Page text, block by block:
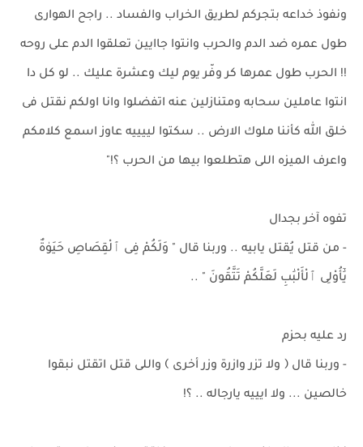
ونفوذ خداعه بتجركم لطريق الخراب والفساد .. راجح الهوارى
طول عمره ضد الدم والحرب وانتوا جاايين تعلقوا الدم على روحه
!! الحرب طول عمرها كر وفّر يوم ليك وعشرة عليك .. لو كل دا
انتوا عاملين سحابه ومتنازلين عنه اتفضلوا وانا اولكم نقتل فى
خلق الله كأننا ملوك الارض .. سكتوا لييييه عاوز اسمع كلامكم
واعرف الميزه اللى هتطلعوا بيها من الحرب ؟!"
تفوه آخر بجدال
- من قتل يُقتل يابيه .. وربنا قال " وَلَكُمْ فِى ٱلْقِصَاصِ حَيَوٰةٌ
يَٰٓأُوْلِى ٱلْأَلْبَٰبِ لَعَلَّكُمْ تَتَّقُونَ " ..
رد عليه بحزم
- وربنا قال ﴿ ولا تزر وازرة وزر أخرى ﴾ واللى قتل اتقتل نبقوا
خالصين ... ولا ايييه يارجاله .. ؟!